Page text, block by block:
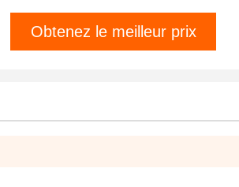
Obtenez le meilleur prix